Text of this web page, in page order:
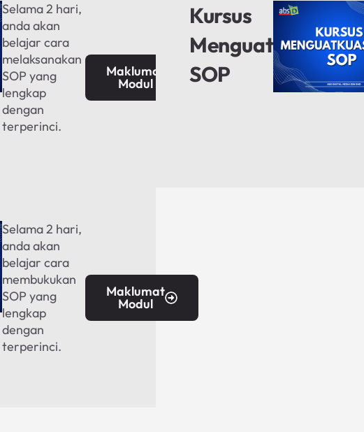
Selama 2 hari,
anda akan
belajar cara
melaksanakan
SOP yang
lengkap
dengan
terperinci.
Maklumat
Modul
Kursus
Menguatkuasakan
SOP
Selama 2 hari,
anda akan
belajar cara
membukukan
SOP yang
lengkap
dengan
terperinci.
Maklumat
Modul